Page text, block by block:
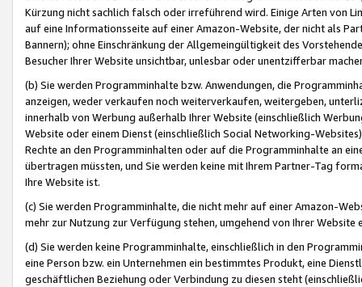
Kürzung nicht sachlich falsch oder irreführend wird. Einige Arten von
auf eine Informationsseite auf einer Amazon-Website, der nicht als
Bannern); ohne Einschränkung der Allgemeingültigkeit des
Besucher Ihrer Website unsichtbar, unlesbar oder unentzifferbar
(b) Sie werden Programminhalte bzw. Anwendungen, die
anzeigen, weder verkaufen noch weiterverkaufen, weitergeben,
innerhalb von Werbung außerhalb Ihrer Website (einschließlich
Website oder einem Dienst (einschließlich Social Networking-
Rechte an den Programminhalten oder auf die Programminhalte an
übertragen müssten, und Sie werden keine mit Ihrem Partner-Tag
Ihre Website ist.
(c) Sie werden Programminhalte, die nicht mehr auf einer Amazon-
mehr zur Nutzung zur Verfügung stehen, umgehend von Ihrer
(d) Sie werden keine Programminhalte, einschließlich in den
eine Person bzw. ein Unternehmen ein bestimmtes Produkt, eine
geschäftlichen Beziehung oder Verbindung zu diesen steht